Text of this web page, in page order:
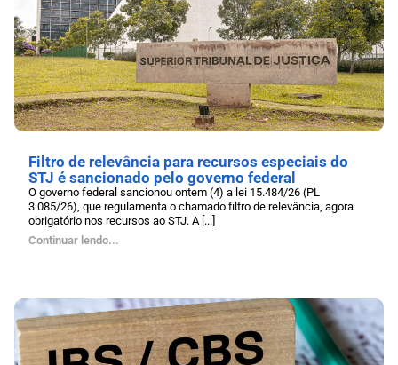
Filtro de relevância para recursos especiais do
STJ é sancionado pelo governo federal
O governo federal sancionou ontem (4) a lei 15.484/26 (PL
3.085/26), que regulamenta o chamado filtro de relevância, agora
obrigatório nos recursos ao STJ. A [...]
Continuar lendo...